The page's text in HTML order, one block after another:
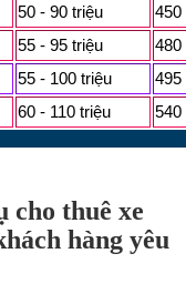
50 - 90 triệu
450
55 - 95 triệu
480
55 - 100 triệu
495
60 - 110 triệu 540
cho thuê xe
hàng yêu